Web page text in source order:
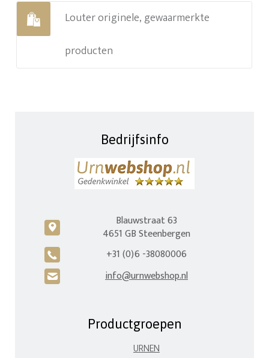
Louter originele, gewaarmerkte
producten
Bedrijfsinfo
c
Blauwstraat 63
4651 GB Steenbergen
A +31 (0)6 -38080006
H info@urnwebshop.nl
Productgroepen
URNEN